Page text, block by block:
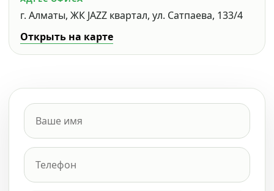
г. Алматы, ЖК JAZZ квартал, ул. Сатпаева, 133/4
Открыть на карте